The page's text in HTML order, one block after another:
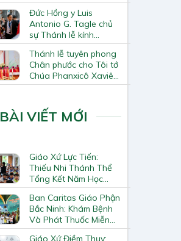
Đức Hồng y Luis
Antonio G. Tagle chủ
sự Thánh lễ kính
Thánh Tô-ma Tông đồ
tại Nhà thờ Chính tòa
Hà Nội
Thánh lễ tuyên phong
Chân phước cho Tôi tớ
Chúa Phanxicô Xaviê
Trương Bửu Diệp
BÀI VIẾT MỚI
Giáo Xứ Lực Tiến:
Thiếu Nhi Thánh Thể
Tổng Kết Năm Học
Giáo Lý
Ban Caritas Giáo Phận
Bắc Ninh: Khám Bệnh
Và Phát Thuốc Miễn
Phí Tại Giáo Xứ Đồng
Giáo Xứ Điềm Thụy: